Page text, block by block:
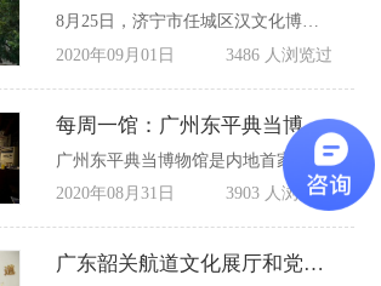
8月25日，济宁市任城区汉文化博物馆及汉园文创中心启用，标志着任城区推动优秀传统文化创造性转化和创新性发展迈上了新的台阶。
2020年09月01日
3486 人浏览过
每周一馆：广州东平典当博物馆
广州东平典当博物馆是内地首家典当博物馆。古建筑平面呈方形，北侧高五层，南侧高四层，建筑物外立面呈碉楼状。如今仅存当铺的仓库楼，四面都有开窗，窗口都是内大外小，花岗岩石窗套，屋顶建有女儿墙，使得整幢建筑外观上呈现出碉堡状。屹立百年的东平大押,见证了羊城物事的兴、衰、荣、辱。
2020年08月31日
3903 人浏览过
广东韶关航道文化展厅和党员活动室正式投入使用!